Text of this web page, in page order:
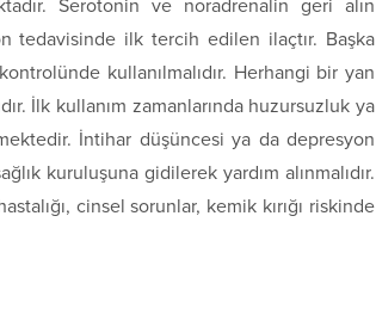
Serotonin ve noradrenalin geri alın
tedavisinde ilk tercih edilen ilaçtır. Başka
kullanılmalıdır. Herhangi bir yan
İlk kullanım zamanlarında huzursuzluk ya
İntihar düşüncesi ya da depresyon
kuruluşuna gidilerek yardım alınmalıdır.
cinsel sorunlar, kemik kırığı riskinde